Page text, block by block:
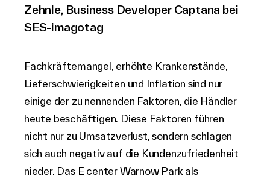
Zehnle, Business Developer Captana bei
SES-imagotag
Fachkräftemangel, erhöhte Krankenstände,
Lieferschwierigkeiten und Inflation sind nur
einige der zu nennenden Faktoren, die Händler
heute beschäftigen. Diese Faktoren führen
nicht nur zu Umsatzverlust, sondern schlagen
sich auch negativ auf die Kundenzufriedenheit
nieder. Das E center Warnow Park als